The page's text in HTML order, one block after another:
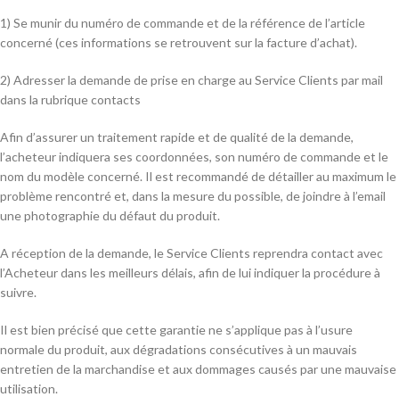
1) Se munir du numéro de commande et de la référence de l’article
concerné (ces informations se retrouvent sur la facture d’achat).
2) Adresser la demande de prise en charge au Service Clients par mail
dans la rubrique contacts
Afin d’assurer un traitement rapide et de qualité de la demande,
l’acheteur indiquera ses coordonnées, son numéro de commande et le
nom du modèle concerné. Il est recommandé de détailler au maximum le
problème rencontré et, dans la mesure du possible, de joindre à l’email
une photographie du défaut du produit.
A réception de la demande, le Service Clients reprendra contact avec
l’Acheteur dans les meilleurs délais, afin de lui indiquer la procédure à
suivre.
Il est bien précisé que cette garantie ne s’applique pas à l’usure
normale du produit, aux dégradations consécutives à un mauvais
entretien de la marchandise et aux dommages causés par une mauvaise
utilisation.